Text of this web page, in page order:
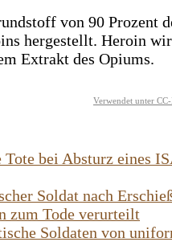
von 90 Prozent
hergestellt. Heroin
Extrakt des Opiums.
Verwendet unter
bei Absturz eines
Soldat nach
zum Tode verurteilt
Soldaten von